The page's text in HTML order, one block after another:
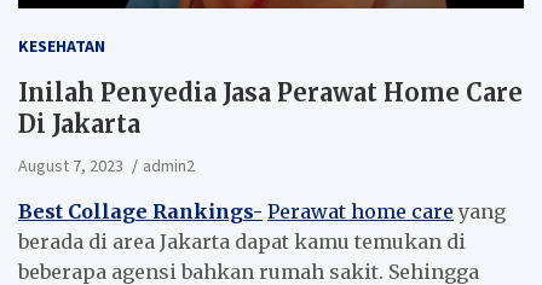
KESEHATAN
Inilah Penyedia Jasa Perawat Home Care
Di Jakarta
August 7, 2023 admin2
Best Collage Rankings- Perawat home care yang
berada di area Jakarta dapat kamu temukan di
beberapa agensi bahkan rumah sakit. Sehingga